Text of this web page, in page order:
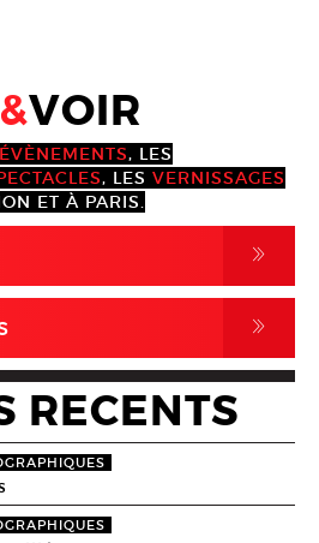
&VOIR
ÉVÈNEMENTS, LES
, LES VERNISSAGES
ET À PARIS.
,
,
RECENTS